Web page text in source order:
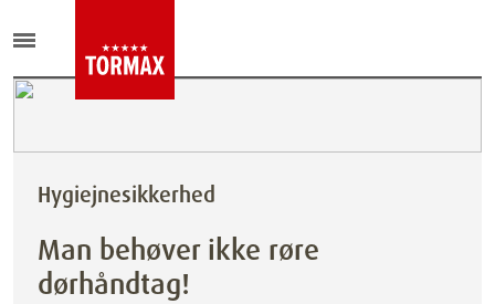
Hygiejnesikkerhed
Man behøver ikke røre
dørhåndtag!